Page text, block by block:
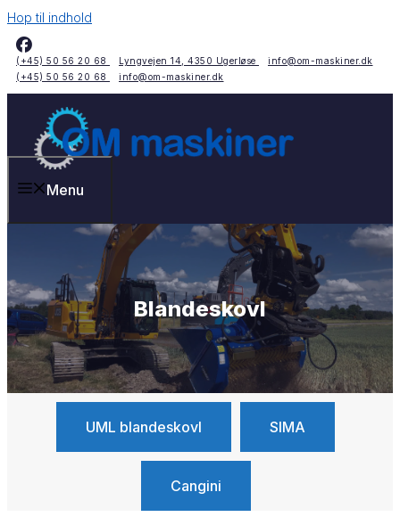
Hop til indhold
(+45) 50 56 20 68 Lyngvejen 14, 4350 Ugerløse
info@om-maskiner.dk
(+45) 50 56 20 68
info@om-maskiner.dk
Menu
Blandeskovl
UML blandeskovl SIMA
Cangini